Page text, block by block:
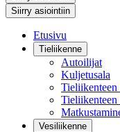
Siirry asiointiin
Etusivu
Tieliikenne
Autoilijat
Kuljetusala
Vesiliikenne